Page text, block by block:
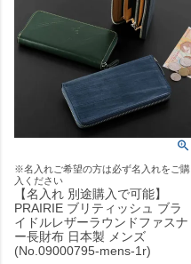
※名入れご希望の方は必ず名入れをご購
入ください
【名入れ 別途購入で可能】
PRAIRIE ブリティッシュ ブラ
イドルレザーラウンドファスナ
ー長財布 日本製 メンズ
(No.09000795-mens-1r)